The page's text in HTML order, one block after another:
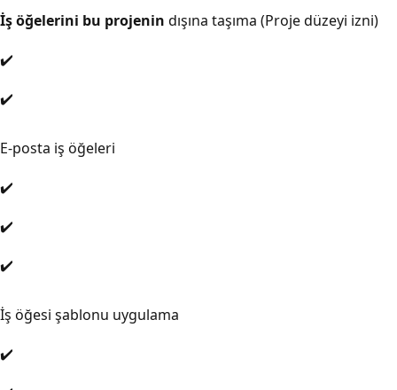
İş öğelerini bu projenin dışına taşıma (Proje düzeyi izni)
✔️
✔️
E-posta iş öğeleri
✔️
✔️
✔️
İş öğesi şablonu uygulama
✔️